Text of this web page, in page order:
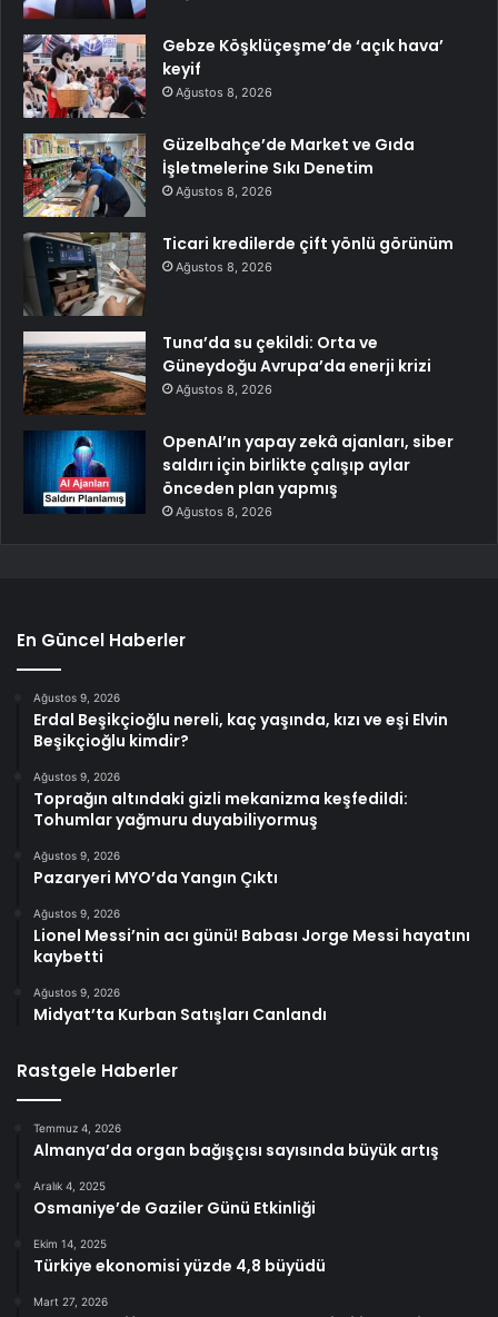
Gebze Köşklüçeşme’de ‘açık hava’
keyif
Ağustos 8, 2026
Güzelbahçe’de Market ve Gıda
İşletmelerine Sıkı Denetim
Ağustos 8, 2026
Ticari kredilerde çift yönlü görünüm
Ağustos 8, 2026
Tuna’da su çekildi: Orta ve
Güneydoğu Avrupa’da enerji krizi
Ağustos 8, 2026
OpenAI’ın yapay zekâ ajanları, siber
saldırı için birlikte çalışıp aylar
önceden plan yapmış
Ağustos 8, 2026
En Güncel Haberler
Ağustos 9, 2026
Erdal Beşikçioğlu nereli, kaç yaşında, kızı ve eşi Elvin
Beşikçioğlu kimdir?
Ağustos 9, 2026
Toprağın altındaki gizli mekanizma keşfedildi:
Tohumlar yağmuru duyabiliyormuş
Ağustos 9, 2026
Pazaryeri MYO’da Yangın Çıktı
Ağustos 9, 2026
Lionel Messi’nin acı günü! Babası Jorge Messi hayatını
kaybetti
Ağustos 9, 2026
Midyat’ta Kurban Satışları Canlandı
Rastgele Haberler
Temmuz 4, 2026
Almanya’da organ bağışçısı sayısında büyük artış
Aralık 4, 2025
Osmaniye’de Gaziler Günü Etkinliği
Ekim 14, 2025
Türkiye ekonomisi yüzde 4,8 büyüdü
Mart 27, 2026